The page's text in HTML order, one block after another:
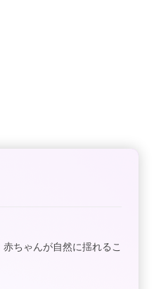
ちゃんが自然に揺れるこ